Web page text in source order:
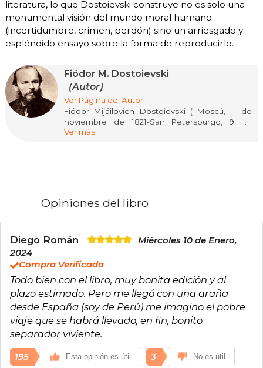
literatura, lo que Dostoievski construye no es solo una
monumental visión del mundo moral humano
(incertidumbre, crimen, perdón) sino un arriesgado y
espléndido ensayo sobre la forma de reproducirlo.
Fiódor M. Dostoievski
(Autor)
Ver Página del Autor
Fiódor Mijáilovich Dostoievski ( Moscú, 11 de
noviembre de 1821-San Petersburgo, 9 de
febrero de 1881) fue uno de los principales
escritores de Occidente y de la literatura
Ver más
Opiniones del libro
Diego Román
Miércoles 10 de Enero,
2024
Compra Verificada
Todo bien con el libro, muy bonita edición y al
plazo estimado. Pero me llegó con una araña
desde España (soy de Perú) me imagino el pobre
viaje que se habrá llevado, en fin, bonito
separador viviente.
195 Esta opinión es útil 3 No es útil